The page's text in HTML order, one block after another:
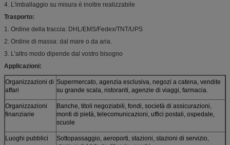
4. L'imballaggio su misura è inoltre realizzabile
Trasporto:
1. Ordine della traccia: DHL/EMS/Fedex/TNT/UPS
2. Ordine di massa: dal mare o da aria.
3. L'altro modo dipende dal vostro bisogno
Applicazioni:
Organizzazioni di
affari
Supermercato, agenzia esclusiva, negozi a catena, vendite
su grande scala, ristoranti, agenzie di viaggi, farmacia.
Organizzazioni
finanziarie
Banche, titoli negoziabili, fondi, società di assicurazioni,
monti di pietà, telecomunicazioni, uffici postali, ospedale,
scuole
Luoghi pubblici
Sottopassaggio, aeroporti, stazioni, stazioni di servizio,